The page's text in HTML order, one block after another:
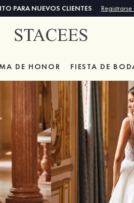
PARA NUEVOS CLIENTES
DE HONOR FIESTA DE